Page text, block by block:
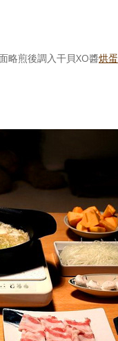
略煎後調入干貝XO醬烘蛋